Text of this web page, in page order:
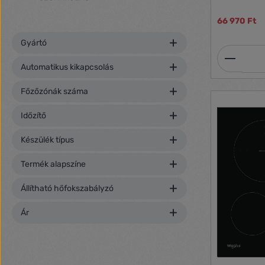
Gyártó
Automatikus kikapcsolás
Főzőzónák száma
Időzítő
Készülék típus
Termék alapszíne
Állítható hőfokszabályzó
Ár
66 970 Ft